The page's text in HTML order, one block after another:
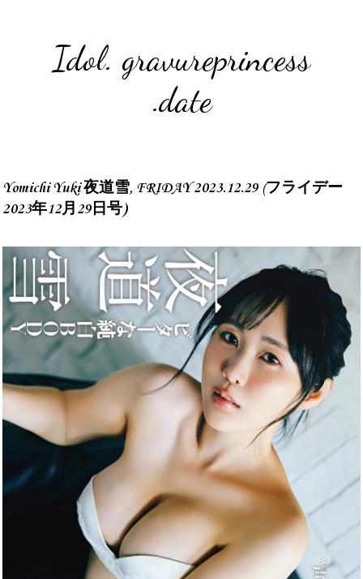
Idol. gravureprincess
.date
Yomichi Yuki 夜道雪, FRIDAY 2023.12.29 (フライデー
2023年12月29日号)